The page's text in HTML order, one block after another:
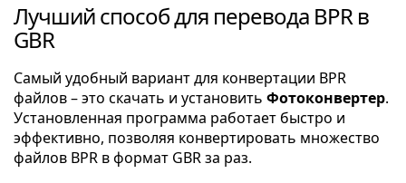
Лучший способ для перевода BPR в
GBR
Самый удобный вариант для конвертации BPR
файлов – это скачать и установить Фотоконвертер.
Установленная программа работает быстро и
эффективно, позволяя конвертировать множество
файлов BPR в формат GBR за раз.